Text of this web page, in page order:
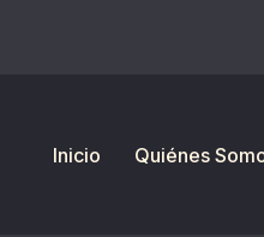
Inicio
Quiénes